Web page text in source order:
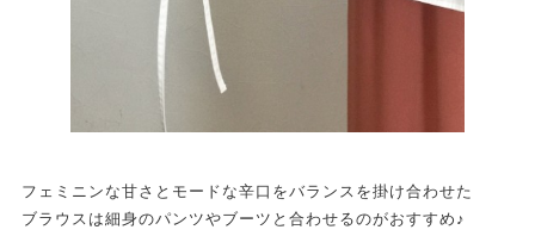
フェミニンな甘さとモードな辛口をバランスを掛け合わせた
ブラウスは細身のパンツやブーツと合わせるのがおすすめ♪